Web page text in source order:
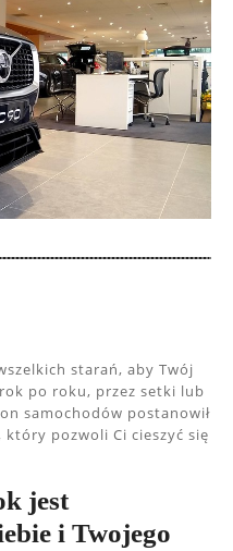
starań, aby Twój
po roku, przez setki lub
samochodów postanowił
pozwoli Ci cieszyć się
jest
i Twojego